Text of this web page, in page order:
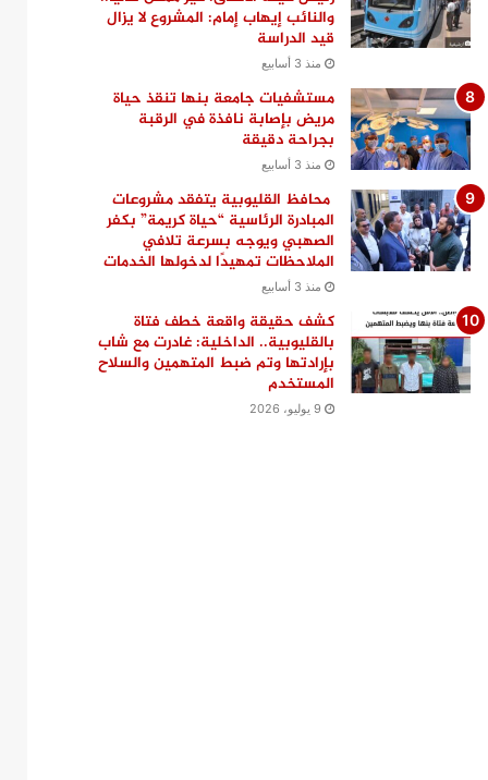
والنائب إيهاب إمام: المشروع لا يزال
قيد الدراسة
منذ 3 أسابيع
مستشفيات جامعة بنها تنقذ حياة
مريض بإصابة نافذة في الرقبة
بجراحة دقيقة
منذ 3 أسابيع
محافظ القليوبية يتفقد مشروعات
المبادرة الرئاسية “حياة كريمة” بكفر
الصهبي ويوجه بسرعة تلافي
الملاحظات تمهيدًا لدخولها الخدمات
منذ 3 أسابيع
كشف حقيقة واقعة خطف فتاة
بالقليوبية.. الداخلية: غادرت مع شاب
بإرادتها وتم ضبط المتهمين والسلاح
المستخدم
9 يوليو، 2026